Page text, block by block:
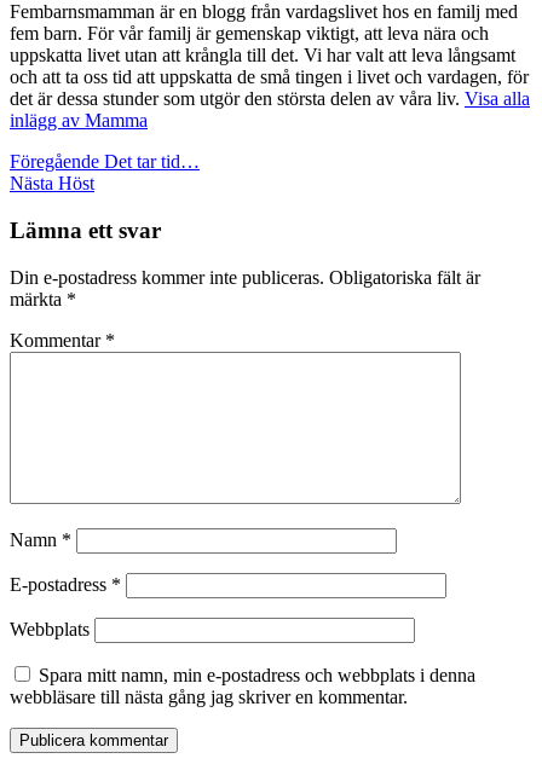
Fembarnsmamman är en blogg från vardagslivet hos en familj med
fem barn. För vår familj är gemenskap viktigt, att leva nära och
uppskatta livet utan att krångla till det. Vi har valt att leva långsamt
och att ta oss tid att uppskatta de små tingen i livet och vardagen, för
det är dessa stunder som utgör den största delen av våra liv. Visa alla
inlägg av Mamma
Inläggsnavigering
Föregående Det tar tid…
Nästa Höst
Lämna ett svar
Din e-postadress kommer inte publiceras. Obligatoriska fält är
märkta *
Kommentar *
Namn *
E-postadress *
Webbplats
Spara mitt namn, min e-postadress och webbplats i denna
webbläsare till nästa gång jag skriver en kommentar.